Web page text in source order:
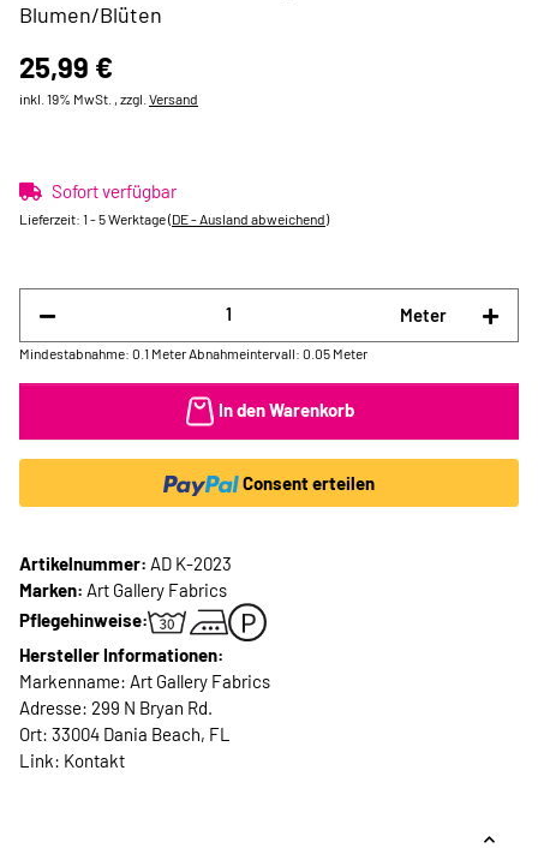
Blumen/Blüten
25,99 €
inkl. 19% MwSt. , zzgl. Versand
Sofort verfügbar
Lieferzeit: 1 - 5 Werktage(DE - Ausland abweichend)
Meter
Mindestabnahme: 0.1 Meter Abnahmeintervall: 0.05 Meter
In den Warenkorb
Consent erteilen
Artikelnummer: AD K-2023
Marken: Art Gallery Fabrics
Pflegehinweise:
Hersteller Informationen:
Markenname: Art Gallery Fabrics
Adresse: 299 N Bryan Rd.
Ort: 33004 Dania Beach, FL
Link: Kontakt